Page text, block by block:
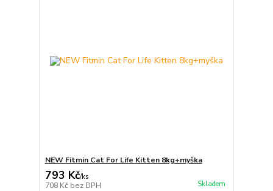
NEW Fitmin Cat For Life Kitten 8kg+myška
793 Kč/ks
708 Kč bez DPH Skladem